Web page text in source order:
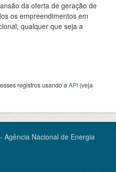
da oferta de geração de
os empreendimentos em
qualquer que seja a
registros usando a API (veja
Agência Nacional de Energia